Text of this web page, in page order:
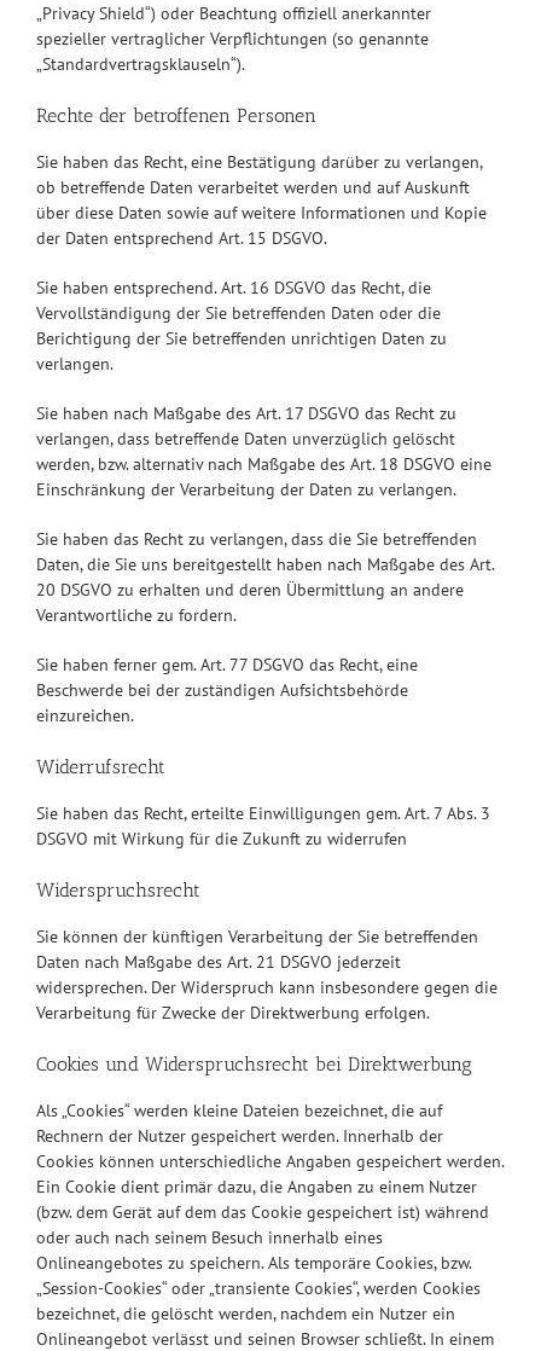
„Privacy Shield“) oder Beachtung offiziell anerkannter
spezieller vertraglicher Verpflichtungen (so genannte
„Standardvertragsklauseln“).
Rechte der betroffenen Personen
Sie haben das Recht, eine Bestätigung darüber zu verlangen,
ob betreffende Daten verarbeitet werden und auf Auskunft
über diese Daten sowie auf weitere Informationen und Kopie
der Daten entsprechend Art. 15 DSGVO.
Sie haben entsprechend. Art. 16 DSGVO das Recht, die
Vervollständigung der Sie betreffenden Daten oder die
Berichtigung der Sie betreffenden unrichtigen Daten zu
verlangen.
Sie haben nach Maßgabe des Art. 17 DSGVO das Recht zu
verlangen, dass betreffende Daten unverzüglich gelöscht
werden, bzw. alternativ nach Maßgabe des Art. 18 DSGVO eine
Einschränkung der Verarbeitung der Daten zu verlangen.
Sie haben das Recht zu verlangen, dass die Sie betreffenden
Daten, die Sie uns bereitgestellt haben nach Maßgabe des Art.
20 DSGVO zu erhalten und deren Übermittlung an andere
Verantwortliche zu fordern.
Sie haben ferner gem. Art. 77 DSGVO das Recht, eine
Beschwerde bei der zuständigen Aufsichtsbehörde
einzureichen.
Widerrufsrecht
Sie haben das Recht, erteilte Einwilligungen gem. Art. 7 Abs. 3
DSGVO mit Wirkung für die Zukunft zu widerrufen
Widerspruchsrecht
Sie können der künftigen Verarbeitung der Sie betreffenden
Daten nach Maßgabe des Art. 21 DSGVO jederzeit
widersprechen. Der Widerspruch kann insbesondere gegen die
Verarbeitung für Zwecke der Direktwerbung erfolgen.
Cookies und Widerspruchsrecht bei Direktwerbung
Als „Cookies“ werden kleine Dateien bezeichnet, die auf
Rechnern der Nutzer gespeichert werden. Innerhalb der
Cookies können unterschiedliche Angaben gespeichert werden.
Ein Cookie dient primär dazu, die Angaben zu einem Nutzer
(bzw. dem Gerät auf dem das Cookie gespeichert ist) während
oder auch nach seinem Besuch innerhalb eines
Onlineangebotes zu speichern. Als temporäre Cookies, bzw.
„Session-Cookies“ oder „transiente Cookies“, werden Cookies
bezeichnet, die gelöscht werden, nachdem ein Nutzer ein
Onlineangebot verlässt und seinen Browser schließt. In einem